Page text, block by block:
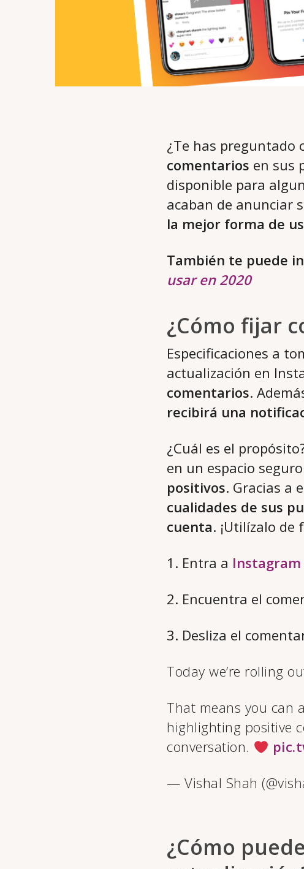
¿Te has preguntado
comentarios en sus
disponible para
acaban de anunciar
la mejor forma de
También te puede
usar en 2020
¿Cómo fijar
Especificaciones a
actualización en
comentarios.
recibirá una
¿Cuál es el
en un espacio
positivos. Gracias a
cualidades de sus
cuenta. ¡Utilízalo de
1. Entra a Instagram
2. Encuentra el
3. Desliza el
Today we’re rolling
That means you can
highlighting positive
conversation.
— Vishal Shah
¿Cómo